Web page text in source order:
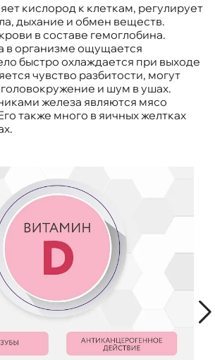
кислород к клеткам, регулирует
дыхание и обмен веществ.
в составе гемоглобина.
в организме ощущается
быстро охлаждается при выходе
чувство разбитости, могут
головокружение и шум в ушах.
железа являются мясо
также много в яичных желтках